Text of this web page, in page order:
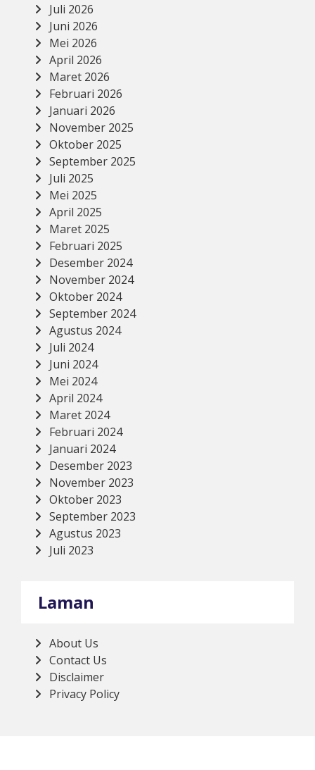
Juli 2026
Juni 2026
Mei 2026
April 2026
Maret 2026
Februari 2026
Januari 2026
November 2025
Oktober 2025
September 2025
Juli 2025
Mei 2025
April 2025
Maret 2025
Februari 2025
Desember 2024
November 2024
Oktober 2024
September 2024
Agustus 2024
Juli 2024
Juni 2024
Mei 2024
April 2024
Maret 2024
Februari 2024
Januari 2024
Desember 2023
November 2023
Oktober 2023
September 2023
Agustus 2023
Juli 2023
Laman
About Us
Contact Us
Disclaimer
Privacy Policy